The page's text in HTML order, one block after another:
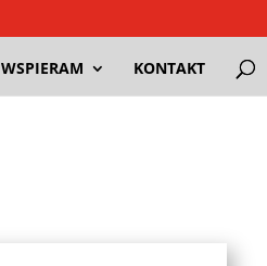
WSPIERAM KONTAKT